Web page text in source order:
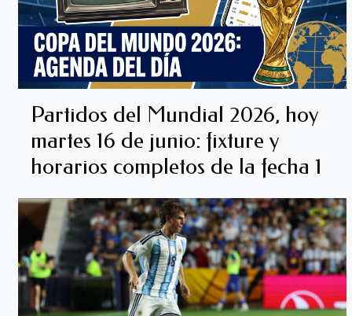
Partidos del Mundial 2026, hoy
martes 16 de junio: fixture y
horarios completos de la fecha 1